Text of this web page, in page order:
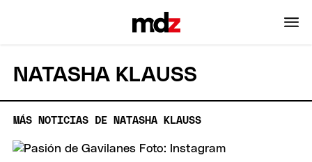
NATASHA KLAUSS
MÁS NOTICIAS DE NATASHA KLAUSS